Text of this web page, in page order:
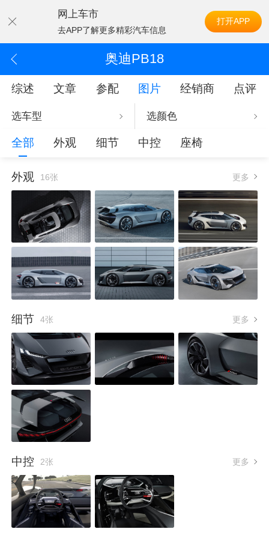
网上车市
去APP了解更多精彩汽车信息
打开APP
奥迪PB18
综述 文章 参配 图片 经销商 点评
选车型 选颜色
全部 外观 细节 中控 座椅
外观 16张 更多
细节 4张 更多
中控 2张 更多